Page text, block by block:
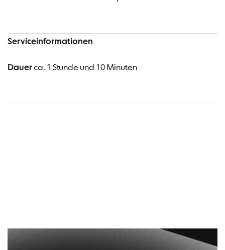
Serviceinformationen
Dauerca. 1 Stunde und 10 Minuten